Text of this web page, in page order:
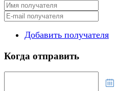
Добавить получателя
Когда отправить